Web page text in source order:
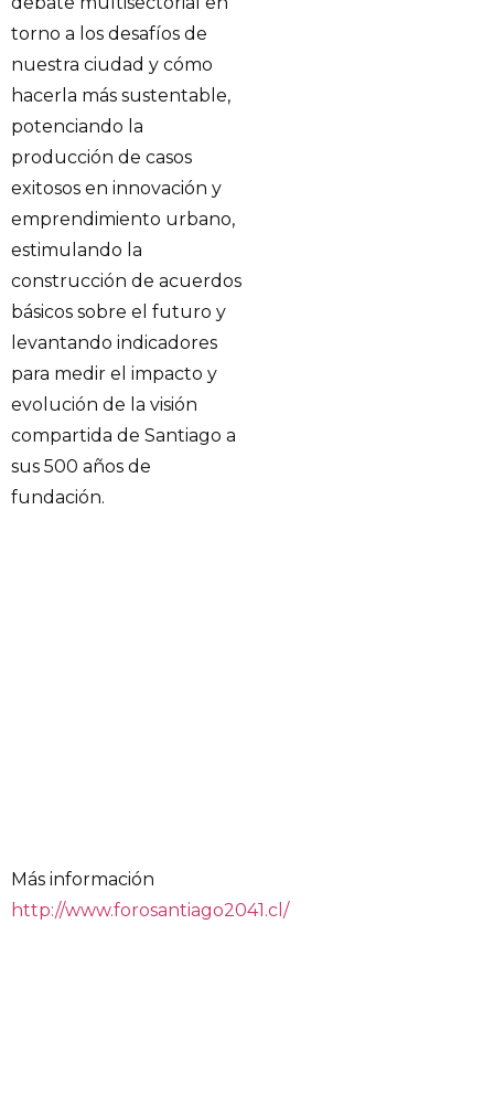
torno a los desafíos de
nuestra ciudad y cómo
hacerla más sustentable,
potenciando la
producción de casos
exitosos en innovación y
emprendimiento urbano,
estimulando la
construcción de acuerdos
básicos sobre el futuro y
levantando indicadores
para medir el impacto y
evolución de la visión
compartida de Santiago a
sus 500 años de
fundación.
Más información
http://www.forosantiago2041.cl/